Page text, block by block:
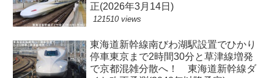
正(2026年3月14日)
121510 views
東海道新幹線南びわ湖駅設置でひかり
停車東京まで2時間30分と草津線増発
で京都混雑分散へ！ 東海道新幹線ダ